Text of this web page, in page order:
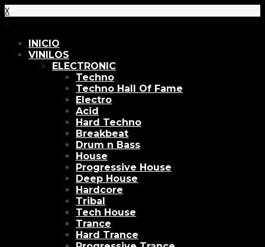
X
INICIO
VINILOS
ELECTRONIC
Techno
Techno Hall Of Fame
Electro
Acid
Hard Techno
Breakbeat
Drum n Bass
House
Progressive House
Deep House
Hardcore
Tribal
Tech House
Trance
Hard Trance